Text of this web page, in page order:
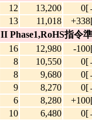
12 13,200
13 11,018
Phase1,RoHS指令
16 12,980
-
8 10,550
8 9,680
9 8,270
6 8,280
10 6,480